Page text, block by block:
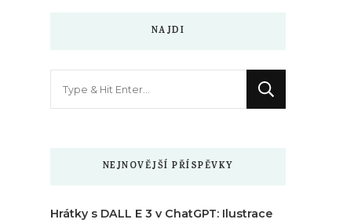
NAJDI
NEJNOVĚJŠÍ PŘÍSPĚVKY
Hrátky s DALL E 3 v ChatGPT: Ilustrace